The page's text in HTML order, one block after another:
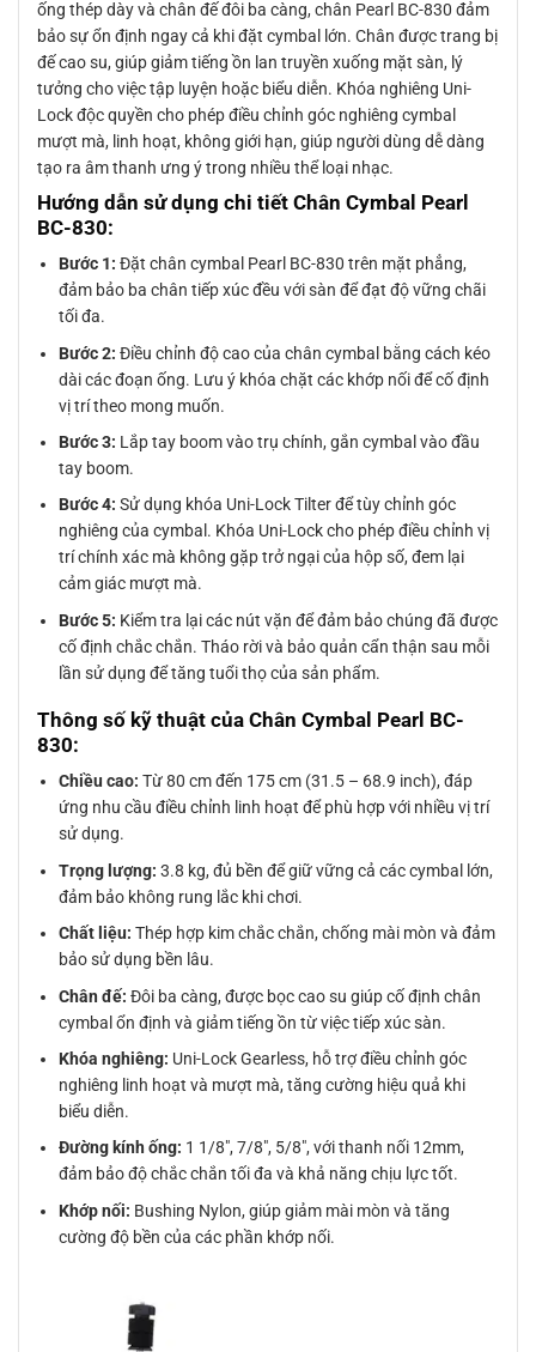
ống thép dày và chân đế đôi ba càng, chân Pearl BC-830 đảm
bảo sự ổn định ngay cả khi đặt cymbal lớn. Chân được trang bị
đế cao su, giúp giảm tiếng ồn lan truyền xuống mặt sàn, lý
tưởng cho việc tập luyện hoặc biểu diễn. Khóa nghiêng Uni-
Lock độc quyền cho phép điều chỉnh góc nghiêng cymbal
mượt mà, linh hoạt, không giới hạn, giúp người dùng dễ dàng
tạo ra âm thanh ưng ý trong nhiều thể loại nhạc.
Hướng dẫn sử dụng chi tiết Chân Cymbal Pearl
BC-830:
Bước 1: Đặt chân cymbal Pearl BC-830 trên mặt phẳng,
đảm bảo ba chân tiếp xúc đều với sàn để đạt độ vững chãi
tối đa.
Bước 2: Điều chỉnh độ cao của chân cymbal bằng cách kéo
dài các đoạn ống. Lưu ý khóa chặt các khớp nối để cố định
vị trí theo mong muốn.
Bước 3: Lắp tay boom vào trụ chính, gắn cymbal vào đầu
tay boom.
Bước 4: Sử dụng khóa Uni-Lock Tilter để tùy chỉnh góc
nghiêng của cymbal. Khóa Uni-Lock cho phép điều chỉnh vị
trí chính xác mà không gặp trở ngại của hộp số, đem lại
cảm giác mượt mà.
Bước 5: Kiểm tra lại các nút vặn để đảm bảo chúng đã được
cố định chắc chắn. Tháo rời và bảo quản cẩn thận sau mỗi
lần sử dụng để tăng tuổi thọ của sản phẩm.
Thông số kỹ thuật của Chân Cymbal Pearl BC-
830:
Chiều cao: Từ 80 cm đến 175 cm (31.5 – 68.9 inch), đáp
ứng nhu cầu điều chỉnh linh hoạt để phù hợp với nhiều vị trí
sử dụng.
Trọng lượng: 3.8 kg, đủ bền để giữ vững cả các cymbal lớn,
đảm bảo không rung lắc khi chơi.
Chất liệu: Thép hợp kim chắc chắn, chống mài mòn và đảm
bảo sử dụng bền lâu.
Chân đế: Đôi ba càng, được bọc cao su giúp cố định chân
cymbal ổn định và giảm tiếng ồn từ việc tiếp xúc sàn.
Khóa nghiêng: Uni-Lock Gearless, hỗ trợ điều chỉnh góc
nghiêng linh hoạt và mượt mà, tăng cường hiệu quả khi
biểu diễn.
Đường kính ống: 1 1/8″, 7/8″, 5/8″, với thanh nối 12mm,
đảm bảo độ chắc chắn tối đa và khả năng chịu lực tốt.
Khớp nối: Bushing Nylon, giúp giảm mài mòn và tăng
cường độ bền của các phần khớp nối.